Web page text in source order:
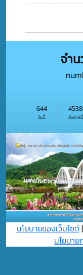
จำน
วันนี้
644
สัปดาห์นี้
4538
นโยบายของเว็บไซต์|
นโยบา